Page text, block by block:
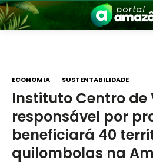
ECONOMIA SUSTENTABILIDADE
Instituto Centro de
responsável por
beneficiará 40
quilombolas na